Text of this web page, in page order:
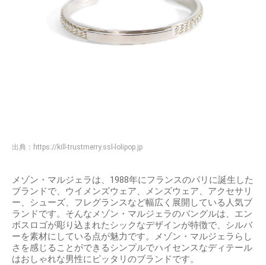
出典： https://kill-trustmerry.ssl-lolipop.jp
メゾン・マルジェラは、1988年にフランスのパリに誕生した
ブランドで、ウイメンズウェア、メンズウェア、アクセサリ
ー、シューズ、フレグランスなど幅広く展開している人気ブ
ランドです。そんなメゾン・マルジェラのバングルは、エン
ボスロゴが彫り込まれたシックなデザインが特徴で、シルバ
ーを素材にしている点が魅力です。メゾン・マルジェラらし
さを感じることができるシンプルでハイセンスなディテール
はおしゃれな男性にピッタリのブランドです。